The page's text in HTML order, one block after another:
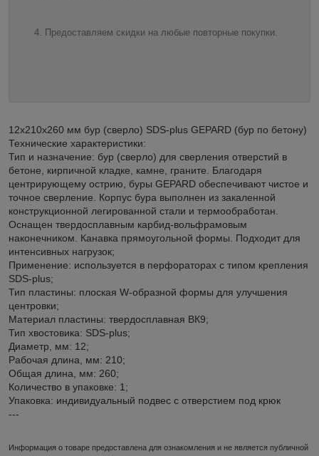
Предоставляем скидки на любые повторные покупки.
12х210х260 мм бур (сверло) SDS-plus GEPARD (бур по бетону)
Технические характеристики:
Тип и назначение: бур (сверло) для сверления отверстий в
бетоне, кирпичной кладке, камне, граните. Благодаря
центрирующему острию, буры GEPARD обеспечивают чистое и
точное сверление. Корпус бура выполнен из закаленной
конструкционной легированной стали и термообработан.
Оснащен твердосплавным карбид-вольфрамовым
наконечником. Канавка прямоугольной формы. Подходит для
интенсивных нагрузок;
Применение: используется в перфораторах с типом крепления
SDS-plus;
Тип пластины: плоская W-образной формы для улучшения
центровки;
Материал пластины: твердосплавная ВК9;
Тип хвостовика: SDS-plus;
Диаметр, мм: 12;
Рабочая длина, мм: 210;
Общая длина, мм: 260;
Количество в упаковке: 1;
Упаковка: индивидуальный подвес с отверстием под крюк
---
Информация о товаре предоставлена для ознакомления и не является публичной